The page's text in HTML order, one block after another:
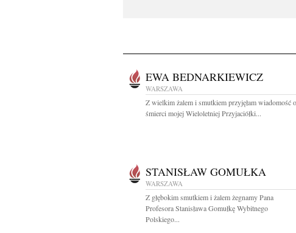
EWA BEDNARKIEWICZ
WARSZAWA
Z wielkim żalem i smutkiem przyjęłam wiadomość o
śmierci mojej Wieloletniej Przyjaciółki...
STANISŁAW GOMUŁKA
WARSZAWA
Z głębokim smutkiem i żalem żegnamy Pana
Profesora Stanisława Gomułkę Wybitnego
Polskiego...